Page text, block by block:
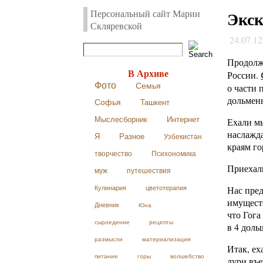
Персональный сайт Марии
Скляревской
В Архиве
Фото Семья
Софья
Ташкент
Мыслесборник
Интернет
Я Разное Узбекистан
творчество Психономика
муж путешествия
Кулинария цветотерапия
Дневник Юна
сыроедение рецепты
размысли материализация
питание горы волшебство
24.07.12
России.
о части
Ехали
краям
Нас
что
в 4
Итак,